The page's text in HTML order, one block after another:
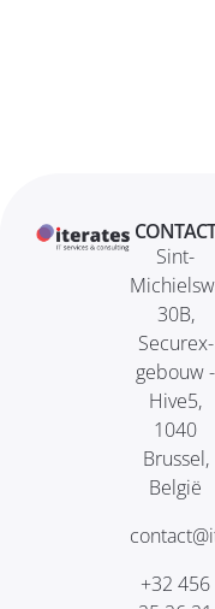
Sint-
30B,
Securex-
gebouw -
Hive5,
1040
Brussel,
België
+32 456